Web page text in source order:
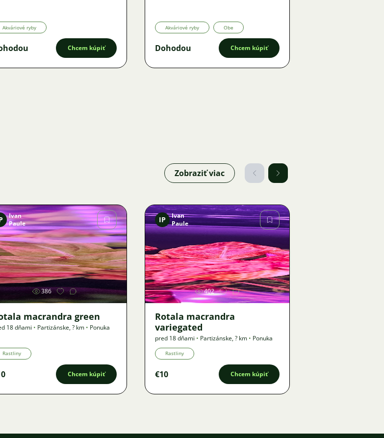
Akváriové ryby
Chcem kúpiť
Akváriové ryby Obe
Dohodou Chcem kúpiť
Zobraziť viac
Obrázok
Ivan
Paule
386
macrandra green
18 dňami • Partizánske,? km • Ponuka
Rastliny
Chcem kúpiť
Obrázok
IP
Ivan
Paule
402
Rotala macrandra
variegated
pred 18 dňami • Partizánske,? km • Ponuka
Rastliny
€10 Chcem kúpiť